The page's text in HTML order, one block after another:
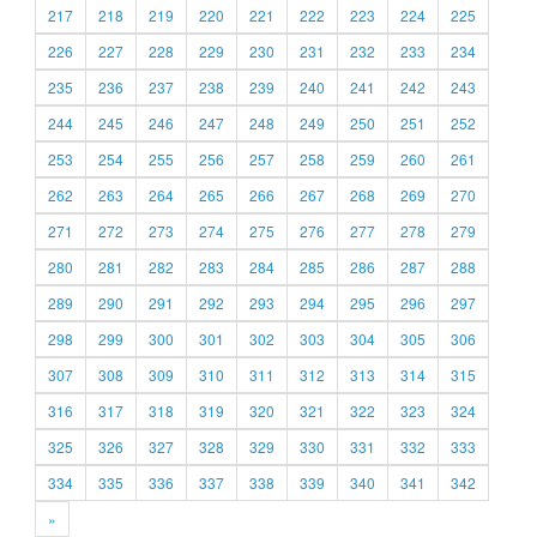
217
218 219 220 221 222 223 224
225
226
227 228 229 230 231 232 233
234
235
236 237 238 239 240 241 242
243
244
245 246 247 248 249 250 251
252
253
254 255 256 257 258 259 260
261
262
263 264 265 266 267 268 269
270
271
272 273 274 275 276 277 278
279
280
281 282 283 284 285 286 287
288
289
290 291 292 293 294 295 296
297
298
299 300 301 302 303 304 305
306
307
308 309 310 311 312 313 314
315
316
317 318 319 320 321 322 323
324
325
326 327 328 329 330 331 332
333
334
335 336 337 338 339 340 341
342
»